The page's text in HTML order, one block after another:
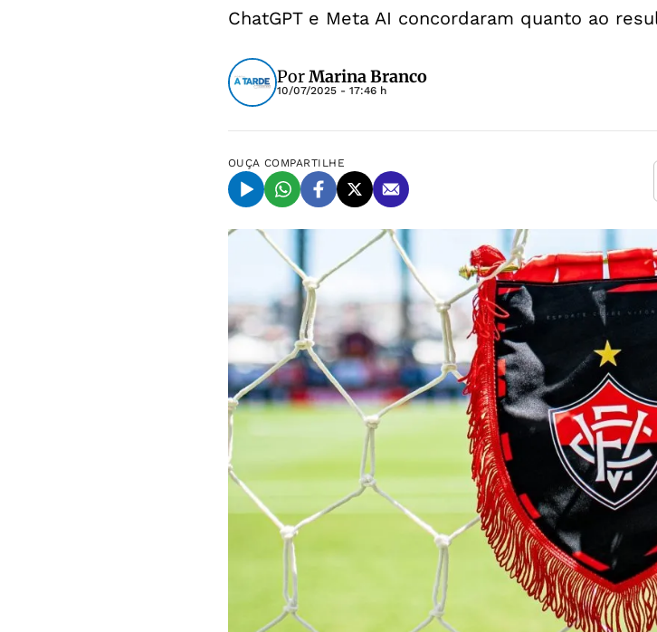
ChatGPT e Meta AI concordaram quanto ao
PorMarina Branco
10/07/2025 - 17:46 h
OUÇA COMPARTILHE